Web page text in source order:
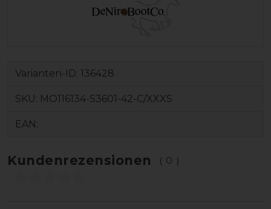
Varianten-ID: 136428
SKU: MO116134-S3601-42-C/XXXS
EAN:
Kundenrezensionen (0)